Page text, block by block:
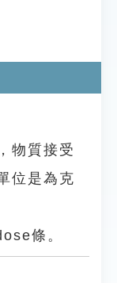
物質接受
位是為克
條。